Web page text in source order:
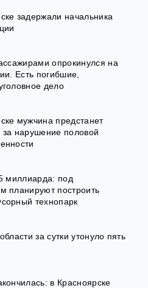
задержали начальника
опрокинулся на
Есть погибшие,
дело
мужчина предстанет
за нарушение половой
миллиарда: под
планируют построить
технопарк
за сутки утонуло пять
в Красноярске